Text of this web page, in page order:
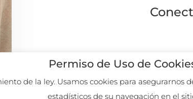
2026.
Permiso de Uso de
de la ley. Usamos cookies para
estadísticos de su navegación en el